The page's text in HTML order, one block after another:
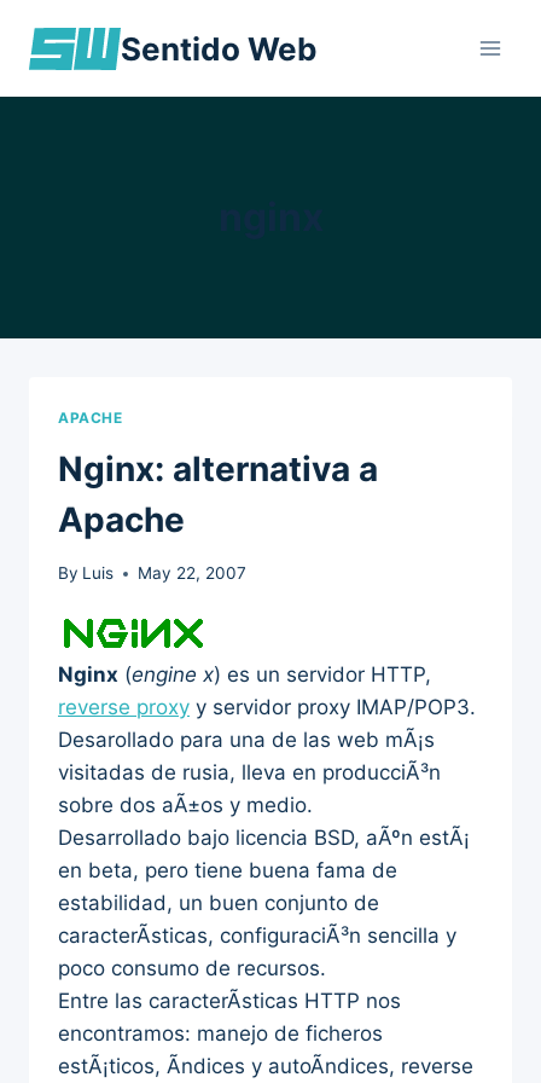
Sentido Web
APACHE
Nginx: alternativa a
Apache
By Luis May 22, 2007
Nginx (engine x) es un servidor HTTP,
reverse proxy y servidor proxy IMAP/POP3.
Desarollado para una de las web mÃ¡s
visitadas de rusia, lleva en producciÃ³n
sobre dos aÃ±os y medio.
Desarrollado bajo licencia BSD, aÃºn estÃ¡
en beta, pero tiene buena fama de
estabilidad, un buen conjunto de
caracterÃ­sticas, configuraciÃ³n sencilla y
poco consumo de recursos.
Entre las caracterÃ­sticas HTTP nos
encontramos: manejo de ficheros
estÃ¡ticos, Ã­ndices y autoÃ­ndices, reverse